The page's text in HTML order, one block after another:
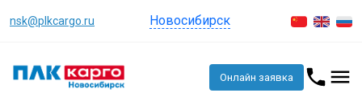
nsk@plkcargo.ru Новосибирск
Онлайн заявка